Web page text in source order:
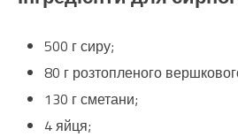
500 г сиру;
80 г розтопленого
130 г сметани;
4 яйця;